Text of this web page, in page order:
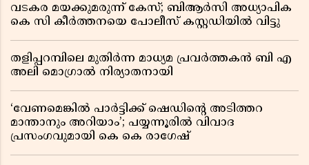
വടകര മയക്കുമരുന്ന് കേസ്; ബിആർസി അധ്യാപിക
കെ സി കീർത്തനയെ പോലീസ് കസ്റ്റഡിയിൽ വിട്ടു
തളിപ്പറമ്പിലെ മുതിർന്ന മാധ്യമ പ്രവർത്തകൻ ബി എ
അലി മൊഗ്രാൽ നിര്യാതനായി
‘വേണമെങ്കിൽ പാർട്ടിക്ക് ഷെഡിൻ്റെ അടിത്തറ
മാന്താനും അറിയാം’; പയ്യന്നൂരിൽ വിവാദ
പ്രസംഗവുമായി കെ കെ രാഗേഷ്